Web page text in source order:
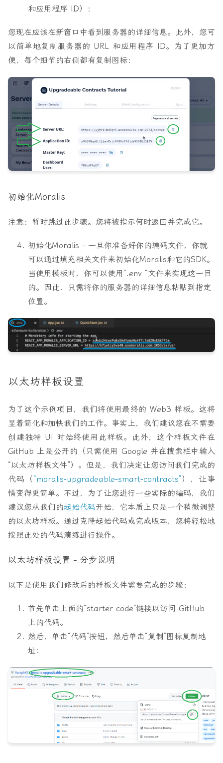
和应用程序 ID）：
您现在应该在新窗口中看到服务器的详细信息。此外，您可
以简单地复制服务器的 URL 和应用程序 ID。为了更加方
便，每个细节的右侧都有复制图标：
初始化Moralis
注意：暂时跳过此步骤。您将被指示何时返回并完成它。
初始化Moralis - 一旦你准备好你的编码文件，你就
可以通过填充相关文件来初始化Moralis和它的SDK。
当使用模板时，你可以使用”.env “文件来实现这一目
的。因此，只需将你的服务器的详细信息粘贴到指定
位置。
以太坊样板设置
为了这个示例项目，我们将使用最终的 Web3 样板。这将
显着简化和加快我们的工作。事实上，我们建议您在不需要
创建独特 UI 时始终使用此样板。此外，这个样板文件在
GitHub 上是公开的（只需使用 Google 并在搜索栏中输入
“以太坊样板文件”）。但是，我们决定让您访问我们完成的
代码（“moralis-upgradeable-smart-contracts”），让事
情变得更简单。不过，为了让您进行一些实际的编码，我们
建议您从我们的起始代码开始，它本质上只是一个稍微调整
的以太坊样板。通过克隆起始代码或完成版本，您将轻松地
按照此处的代码演练进行操作。
以太坊样板设置 - 分步说明
以下是使用我们修改后的样板文件需要完成的步骤：
首先单击上面的“starter code”链接以访问 GitHub
上的代码。
然后，单击“代码”按钮，然后单击“复制”图标复制地
址：